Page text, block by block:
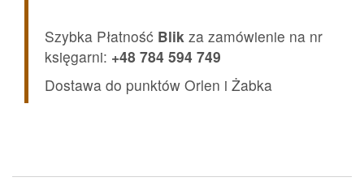
Szybka Płatność Blik za zamówienie na nr
księgarni: +48 784 594 749
Dostawa do punktów Orlen i Żabka